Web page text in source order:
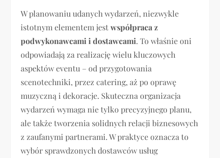
W planowaniu udanych wydarzeń, niezwykle
istotnym elementem jestwspółpraca z
podwykonawcami i dostawcami. To właśnie oni
odpowiadają za realizację wielu kluczowych
aspektów eventu – od przygotowania
scenotechniki, przez catering, aż po oprawę
muzyczną i dekoracje. Skuteczna organizacja
wydarzeń wymaga nie tylko precyzyjnego planu,
ale także tworzenia solidnych relacji biznesowych
z zaufanymi partnerami. W praktyce oznacza to
wybór sprawdzonych dostawców usług